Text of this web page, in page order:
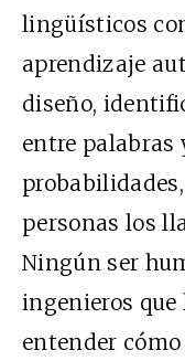
lingüísticos
aprendizaje
diseño,
entre palabras
personas los
Ningún ser
ingenieros que
entender